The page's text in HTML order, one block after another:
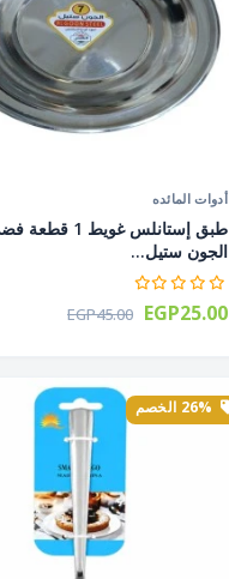
أدوات المائده
طبق إستانلس غويط 1
الجون ستيل...
EGP45.00 EGP25.00